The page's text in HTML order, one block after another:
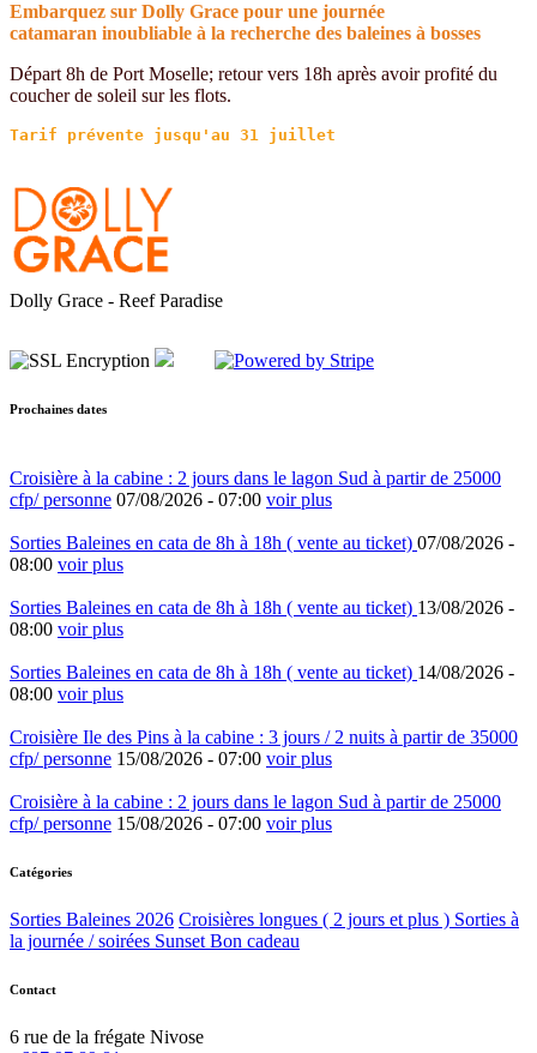
Embarquez sur Dolly Grace pour une journée
catamaran inoubliable à la recherche des baleines à bosses
Départ 8h de Port Moselle; retour vers 18h après avoir profité du
coucher de soleil sur les flots.
Dolly Grace - Reef Paradise
Prochaines dates
Croisière à la cabine : 2 jours dans le lagon Sud à partir de 25000
cfp/ personne 07/08/2026 - 07:00 voir plus
Sorties Baleines en cata de 8h à 18h ( vente au ticket) 07/08/2026 -
08:00 voir plus
Sorties Baleines en cata de 8h à 18h ( vente au ticket) 13/08/2026 -
08:00 voir plus
Sorties Baleines en cata de 8h à 18h ( vente au ticket) 14/08/2026 -
08:00 voir plus
Croisière Ile des Pins à la cabine : 3 jours / 2 nuits à partir de 35000
cfp/ personne 15/08/2026 - 07:00 voir plus
Croisière à la cabine : 2 jours dans le lagon Sud à partir de 25000
cfp/ personne 15/08/2026 - 07:00 voir plus
Catégories
Sorties Baleines 2026 Croisières longues ( 2 jours et plus ) Sorties à
la journée / soirées Sunset Bon cadeau
Contact
6 rue de la frégate Nivose